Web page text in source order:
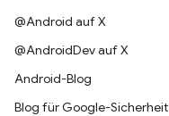
@Android auf X
@AndroidDev auf X
Android-Blog
Blog für Google-Sicherheit